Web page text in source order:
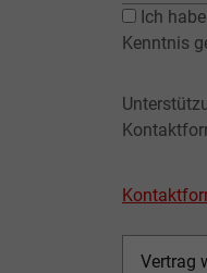
Ich
Kenntnis
Vertrag